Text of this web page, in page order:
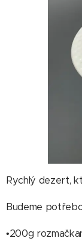
Rychlý dezert,
Budeme
•200g